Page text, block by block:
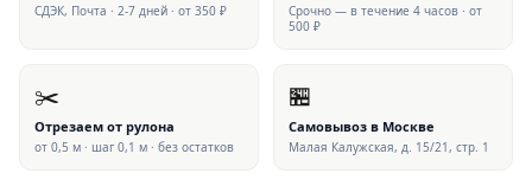
СДЭК, Почта · 2-7 дней · от 350 ₽
Срочно — в течение 4 часов · от
500 ₽
✂️
Отрезаем от рулона
от 0,5 м · шаг 0,1 м · без остатков
🏪
Самовывоз в Москве
Малая Калужская, д. 15/21, стр. 1